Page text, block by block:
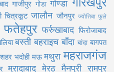
गाजीपुर गोंडा गोण्डा
चित्रकूट जालौन जौनपुर ज्योतिबा फुले
फतेहपुर फर्रुखाबाद फिरोजाबाद
बस्ती बहराइच बाँदा बांदा बागपत
भदोही मऊ मथुरा महराजगंज
मुरादाबाद मेरठ मैनपुरी रामपुर